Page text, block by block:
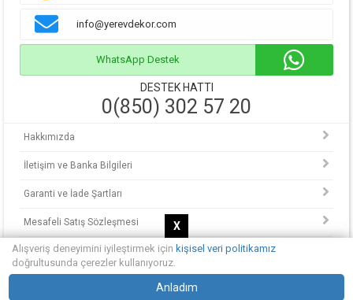
info@yerevdekor.com
WhatsApp Destek
DESTEK HATTI
0(850) 302 57 20
Hakkımızda
İletişim ve Banka Bilgileri
Garanti ve İade Şartları
Mesafeli Satış Sözleşmesi
KVKK Politikası
© Copyright 2013 - 2025.
Yerevdekor - Hayalinizdeki evi tasarlayın.
Alışveriş deneyimini iyileştirmek için kişisel veri politikamız
doğrultusunda çerezler kullanıyoruz.
Anladım
X